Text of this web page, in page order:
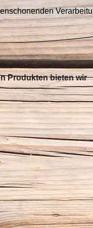
Produkten bieten wir